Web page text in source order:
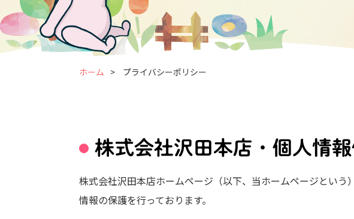
ホーム プライバシーポリシー
株式会社沢田本店・個人情
株式会社沢田本店ホームページ（以下、当ホームページとい
情報の保護を行っております。